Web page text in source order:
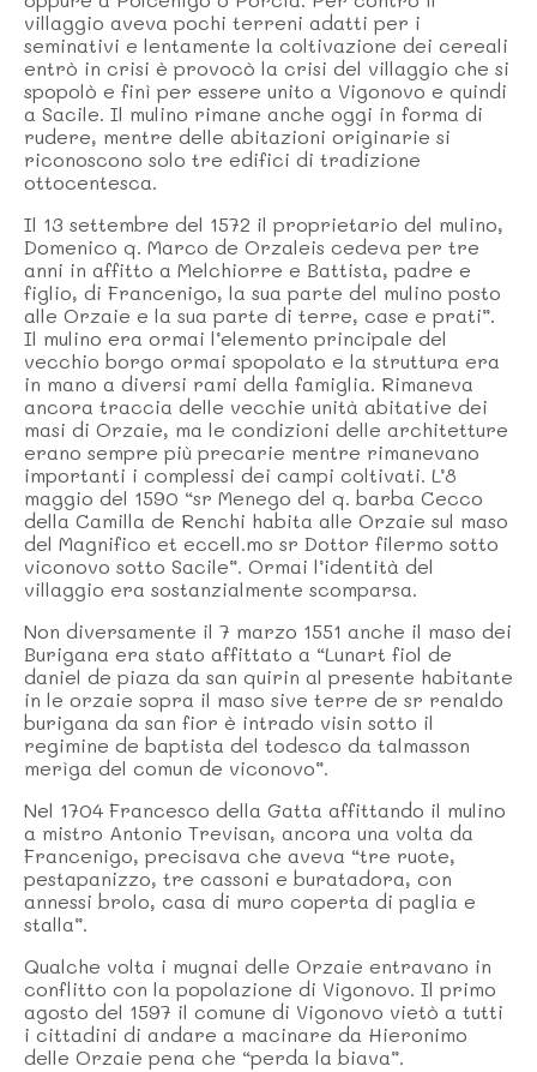
villaggio aveva pochi terreni adatti per i
seminativi e lentamente la coltivazione dei cereali
entrò in crisi è provocò la crisi del villaggio che si
spopolò e finì per essere unito a Vigonovo e quindi
a Sacile. Il mulino rimane anche oggi in forma di
rudere, mentre delle abitazioni originarie si
riconoscono solo tre edifici di tradizione
ottocentesca.
Il 13 settembre del 1572 il proprietario del mulino,
Domenico q. Marco de Orzaleis cedeva per tre
anni in affitto a Melchiorre e Battista, padre e
figlio, di Francenigo, la sua parte del mulino posto
alle Orzaie e la sua parte di terre, case e prati”.
Il mulino era ormai l’elemento principale del
vecchio borgo ormai spopolato e la struttura era
in mano a diversi rami della famiglia. Rimaneva
ancora traccia delle vecchie unità abitative dei
masi di Orzaie, ma le condizioni delle architetture
erano sempre più precarie mentre rimanevano
importanti i complessi dei campi coltivati. L’8
maggio del 1590 “sr Menego del q. barba Cecco
della Camilla de Renchi habita alle Orzaie sul maso
del Magnifico et eccell.mo sr Dottor filermo sotto
viconovo sotto Sacile”. Ormai l’identità del
villaggio era sostanzialmente scomparsa.
Non diversamente il 7 marzo 1551 anche il maso dei
Burigana era stato affittato a “Lunart fiol de
daniel de piaza da san quirin al presente habitante
in le orzaie sopra il maso sive terre de sr renaldo
burigana da san fior è intrado visin sotto il
regimine de baptista del todesco da talmasson
merìga del comun de viconovo”.
Nel 1704 Francesco della Gatta affittando il mulino
a mistro Antonio Trevisan, ancora una volta da
Francenigo, precisava che aveva “tre ruote,
pestapanizzo, tre cassoni e buratadora, con
annessi brolo, casa di muro coperta di paglia e
stalla”.
Qualche volta i mugnai delle Orzaie entravano in
conflitto con la popolazione di Vigonovo. Il primo
agosto del 1597 il comune di Vigonovo vietò a tutti
i cittadini di andare a macinare da Hieronimo
delle Orzaie pena che “perda la biava”.